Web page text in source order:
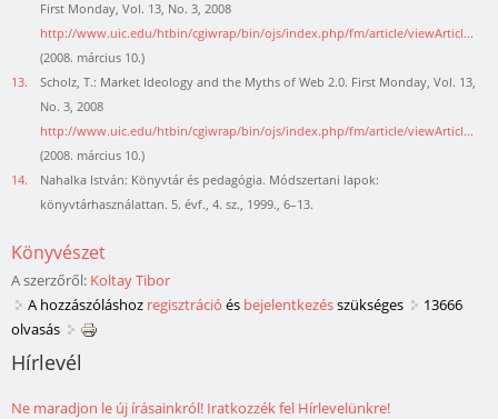
First Monday, Vol. 13, No. 3, 2008
http://www.uic.edu/htbin/cgiwrap/bin/ojs/index.php/fm/article/viewArticl...
(2008. március 10.)
13.
Scholz, T.: Market Ideology and the Myths of Web 2.0. First Monday, Vol. 13,
No. 3, 2008
http://www.uic.edu/htbin/cgiwrap/bin/ojs/index.php/fm/article/viewArticl...
(2008. március 10.)
14.
Nahalka István: Könyvtár és pedagógia. Módszertani lapok:
könyvtárhasználattan. 5. évf., 4. sz., 1999., 6–13.
Könyvészet
A szerzőről: Koltay Tibor
A hozzászóláshoz regisztráció és bejelentkezésszükséges
13666
olvasás
Hírlevél
Ne maradjon le új írásainkról! Iratkozzék fel Hírlevelünkre!